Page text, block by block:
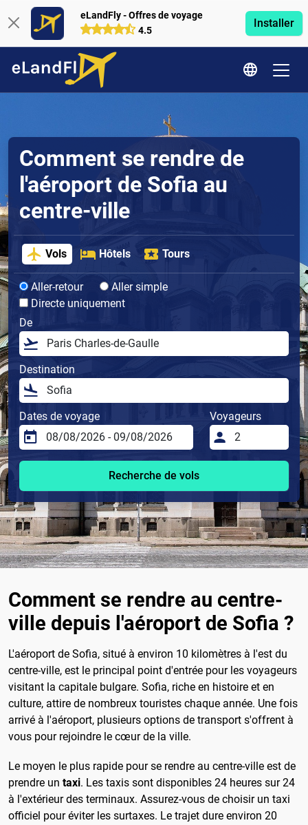
eLandFly - Offres de voyage
4.5
Installer
Comment se rendre de
l'aéroport de Sofia au
centre-ville
Vols Hôtels Tours
Aller-retour
Aller simple
Directe uniquement
De
Destination
Dates de voyage Voyageurs
Recherche de vols
Comment se rendre au centre-
ville depuis l'aéroport de Sofia ?
L'aéroport de Sofia, situé à environ 10 kilomètres à l'est du
centre-ville, est le principal point d'entrée pour les voyageurs
visitant la capitale bulgare. Sofia, riche en histoire et en
culture, attire de nombreux touristes chaque année. Une fois
arrivé à l'aéroport, plusieurs options de transport s'offrent à
vous pour rejoindre le cœur de la ville.
Le moyen le plus rapide pour se rendre au centre-ville est de
prendre un taxi. Les taxis sont disponibles 24 heures sur 24
à l'extérieur des terminaux. Assurez-vous de choisir un taxi
officiel pour éviter les surtaxes. Le trajet dure environ 20